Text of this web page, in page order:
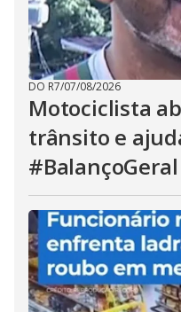
DO R7/07/08/2026
Motociclista
trânsito e